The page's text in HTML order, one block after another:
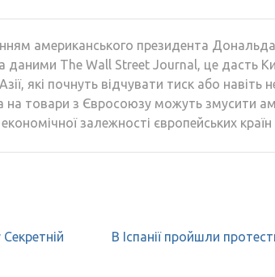
американського президента
даними The Wall Street Journal, це дасть
які почнуть відчувати тиск або навіть
товари з Євросоюзу можуть змусити
залежності європейських
В Іспанії пройшли